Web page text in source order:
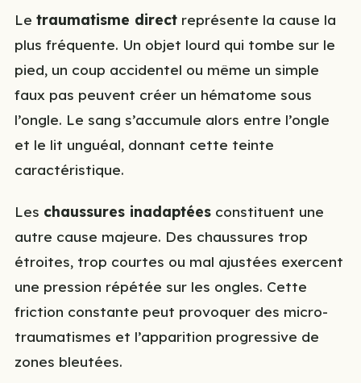
Le traumatisme direct représente la cause la
plus fréquente. Un objet lourd qui tombe sur le
pied, un coup accidentel ou même un simple
faux pas peuvent créer un hématome sous
l’ongle. Le sang s’accumule alors entre l’ongle
et le lit unguéal, donnant cette teinte
caractéristique.
Les chaussures inadaptées constituent une
autre cause majeure. Des chaussures trop
étroites, trop courtes ou mal ajustées exercent
une pression répétée sur les ongles. Cette
friction constante peut provoquer des micro-
traumatismes et l’apparition progressive de
zones bleutées.